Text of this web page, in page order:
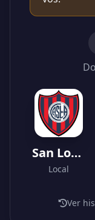
San Lorenzo
Local
Ver